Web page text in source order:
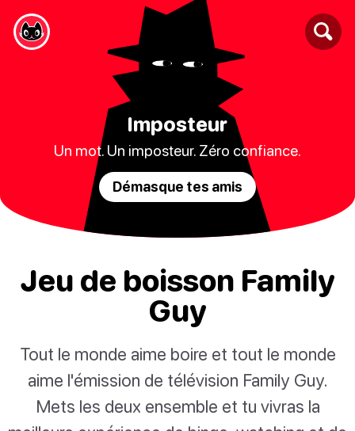
Imposteur
Un mot. Un imposteur. Zéro confiance.
Démasque tes amis
Jeu de boisson Family
Guy
Tout le monde aime boire et tout le monde
aime l'émission de télévision Family Guy.
Mets les deux ensemble et tu vivras la